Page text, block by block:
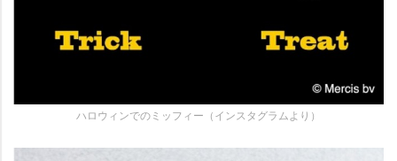
ハロウィンでのミッフィー（インスタグラムより）